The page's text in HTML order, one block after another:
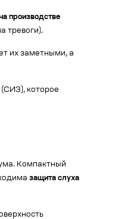
производстве
тревоги).
их заметными, а
которое
Компактный
защита слуха